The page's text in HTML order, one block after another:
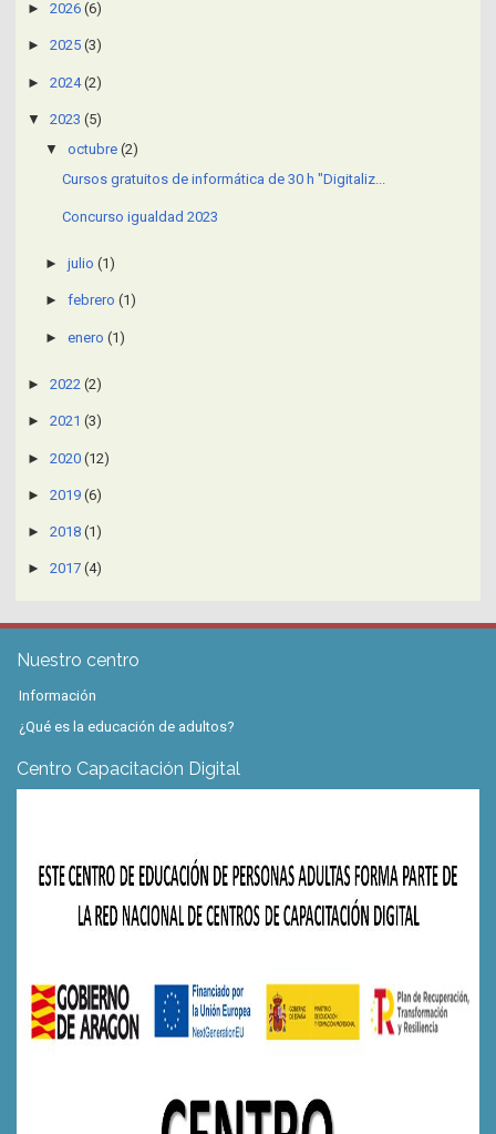
► 2026 (6)
► 2025 (3)
► 2024 (2)
▼ 2023 (5)
▼
octubre (2)
Cursos gratuitos de informática de 30 h "Digitaliz...
Concurso igualdad 2023
► julio (1)
► febrero (1)
► enero (1)
► 2022 (2)
► 2021 (3)
► 2020 (12)
► 2019 (6)
► 2018 (1)
► 2017 (4)
Nuestro centro
Información
¿Qué es la educación de adultos?
Centro Capacitación Digital